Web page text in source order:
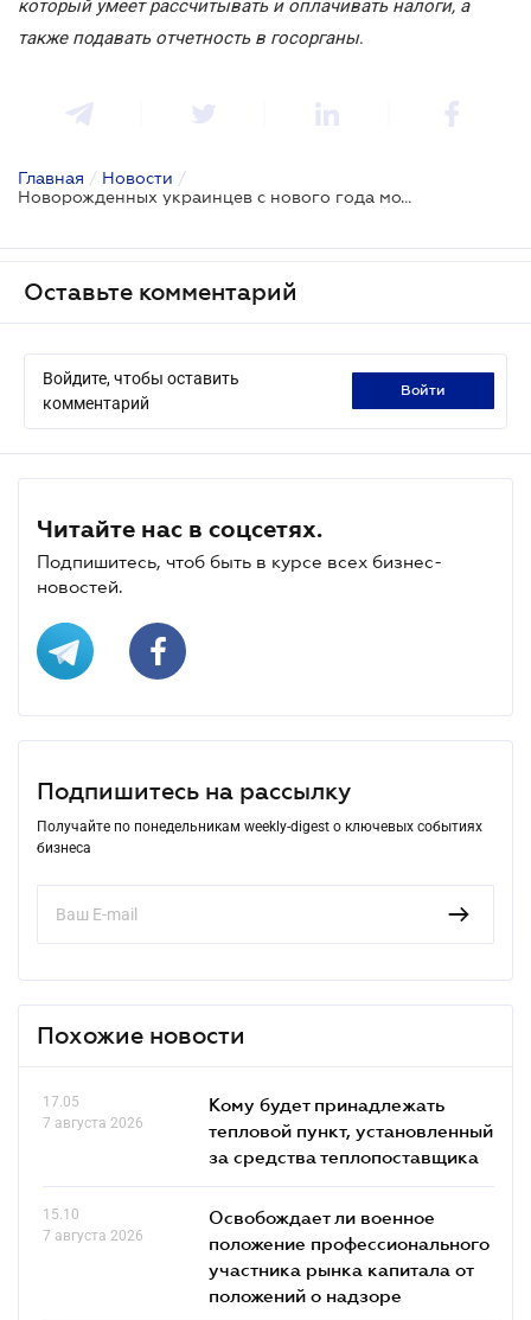
который умеет рассчитывать и оплачивать налоги, а
также подавать отчетность в госорганы.
Главная / Новости /
Новорожденных украинцев с нового года можно будет регистрировать онлайн
Оставьте комментарий
Войдите, чтобы оставить
комментарий
войти
Читайте нас в соцсетях.
Подпишитесь, чтоб быть в курсе всех бизнес-
новостей.
Подпишитесь на рассылку
Получайте по понедельникам weekly-digest о ключевых событиях
бизнеса
Похожие новости
17.05
7 августа 2026
Кому будет принадлежать
тепловой пункт, установленный
за средства теплопоставщика
15.10
7 августа 2026
Освобождает ли военное
положение профессионального
участника рынка капитала от
положений о надзоре